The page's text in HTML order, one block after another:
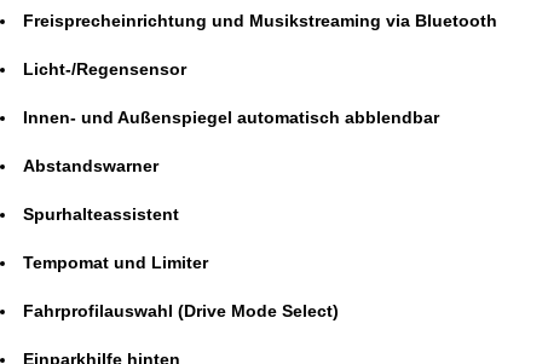
Freisprecheinrichtung und Musikstreaming via Bluetooth
Licht-/Regensensor
Innen- und Außenspiegel automatisch abblendbar
Abstandswarner
Spurhalteassistent
Tempomat und Limiter
Fahrprofilauswahl (Drive Mode Select)
Einparkhilfe hinten